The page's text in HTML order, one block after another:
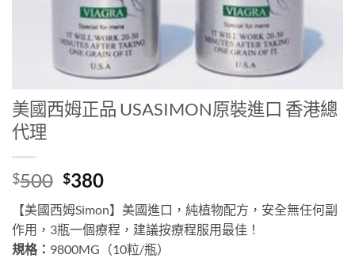
美國西姆正品 USASIMON原裝進口 香港總
代理
$500 Original
price
was:
$500.
$380Current
price
is:
$380.
【美國西姆Simon】美國進口，純植物配方，安全無任何副
作用，3瓶一個療程，建議按療程服用最佳！
規格： 9800MG（10粒/瓶）